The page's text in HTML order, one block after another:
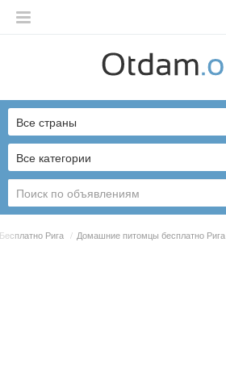
English
Русский
Українська
Все категории
Все страны
Бесплатно Рига / Домашние питомцы бесплатно Рига